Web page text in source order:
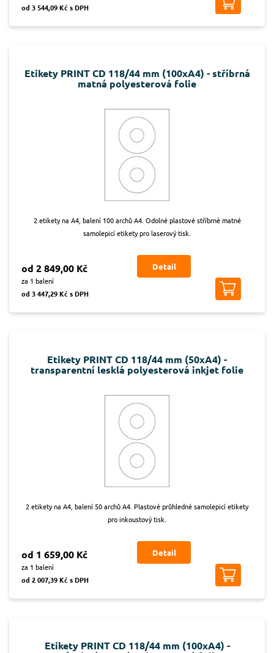
od 3 544,09 Kč s DPH
Etikety PRINT CD 118/44 mm (100xA4) - stříbrná
matná polyesterová folie
2 etikety na A4, balení 100 archů A4. Odolné plastové stříbrné matné
samolepicí etikety pro laserový tisk.
od 2 849,00 Kč
za 1 balení
od 3 447,29 Kč s DPH
Detail
Etikety PRINT CD 118/44 mm (50xA4) -
transparentní lesklá polyesterová inkjet folie
2 etikety na A4, balení 50 archů A4. Plastové průhledné samolepicí etikety
pro inkoustový tisk.
od 1 659,00 Kč
za 1 balení
od 2 007,39 Kč s DPH
Detail
Etikety PRINT CD 118/44 mm (100xA4) -